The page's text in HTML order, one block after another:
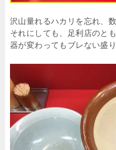
沢山量れるハカリを忘れ、
それにしても、足利店のとも
器が変わってもブレない盛